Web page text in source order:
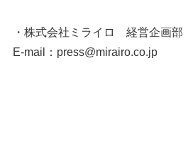
・株式会社ミライロ 経営企画
E-mail：press@mirairo.co.jp